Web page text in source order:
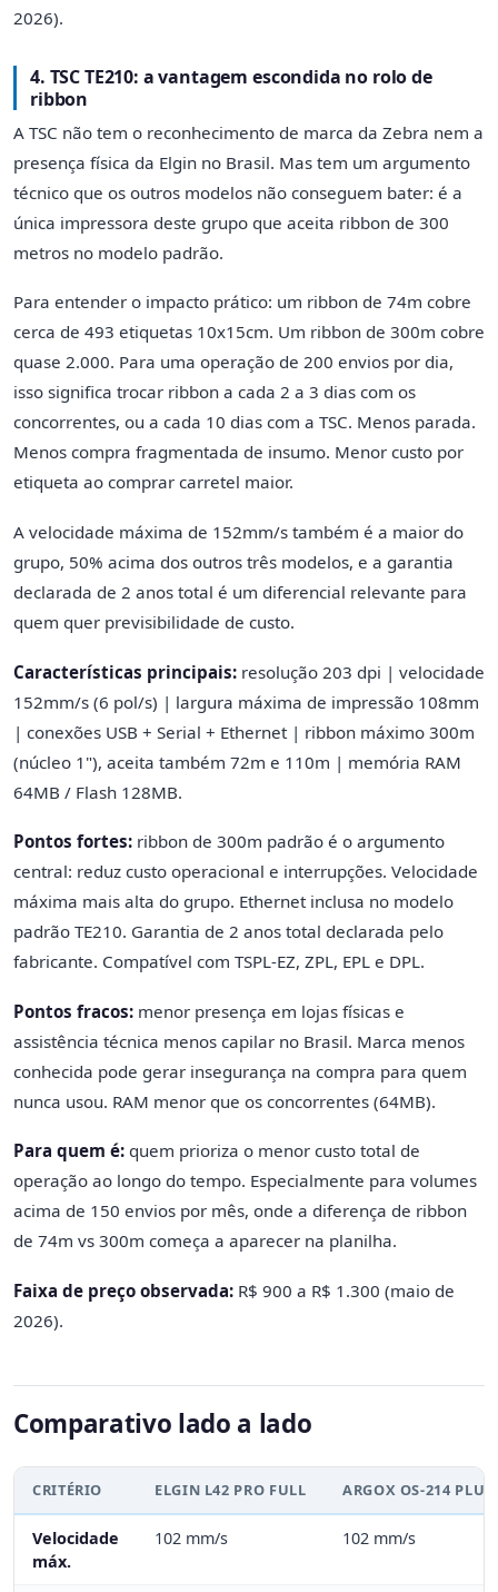
2026).
4. TSC TE210: a vantagem escondida no rolo de
ribbon
A TSC não tem o reconhecimento de marca da Zebra nem a
presença física da Elgin no Brasil. Mas tem um argumento
técnico que os outros modelos não conseguem bater: é a
única impressora deste grupo que aceita ribbon de 300
metros no modelo padrão.
Para entender o impacto prático: um ribbon de 74m cobre
cerca de 493 etiquetas 10x15cm. Um ribbon de 300m cobre
quase 2.000. Para uma operação de 200 envios por dia,
isso significa trocar ribbon a cada 2 a 3 dias com os
concorrentes, ou a cada 10 dias com a TSC. Menos parada.
Menos compra fragmentada de insumo. Menor custo por
etiqueta ao comprar carretel maior.
A velocidade máxima de 152mm/s também é a maior do
grupo, 50% acima dos outros três modelos, e a garantia
declarada de 2 anos total é um diferencial relevante para
quem quer previsibilidade de custo.
Características principais: resolução 203 dpi | velocidade
152mm/s (6 pol/s) | largura máxima de impressão 108mm
| conexões USB + Serial + Ethernet | ribbon máximo 300m
(núcleo 1"), aceita também 72m e 110m | memória RAM
64MB / Flash 128MB.
Pontos fortes: ribbon de 300m padrão é o argumento
central: reduz custo operacional e interrupções. Velocidade
máxima mais alta do grupo. Ethernet inclusa no modelo
padrão TE210. Garantia de 2 anos total declarada pelo
fabricante. Compatível com TSPL-EZ, ZPL, EPL e DPL.
Pontos fracos: menor presença em lojas físicas e
assistência técnica menos capilar no Brasil. Marca menos
conhecida pode gerar insegurança na compra para quem
nunca usou. RAM menor que os concorrentes (64MB).
Para quem é: quem prioriza o menor custo total de
operação ao longo do tempo. Especialmente para volumes
acima de 150 envios por mês, onde a diferença de ribbon
de 74m vs 300m começa a aparecer na planilha.
Faixa de preço observada: R$ 900 a R$ 1.300 (maio de
2026).
Comparativo lado a lado
CRITÉRIO ELGIN L42 PRO FULL ARGOX OS-214 PLUS
Velocidade
máx.
102 mm/s 102 mm/s